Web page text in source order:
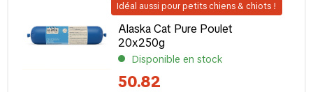
Idéal aussi pour petits chiens & chiots !
Alaska Cat Pure Poulet
20x250g
Disponible en stock
50.82